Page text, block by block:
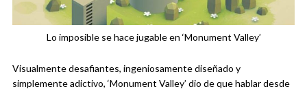
Lo imposible se hace jugable en ‘Monument Valley’
Visualmente desafiantes, ingeniosamente diseñado y
simplemente adictivo, ‘Monument Valley’ dio de que hablar desde